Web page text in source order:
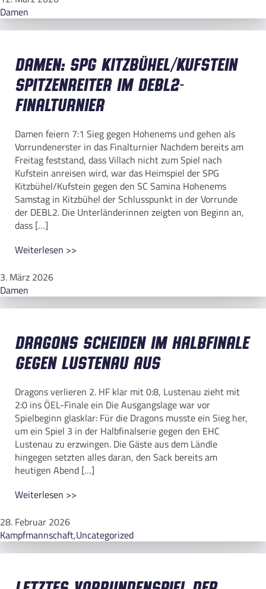
Damen
Damen: SPG Kitzbühel/Kufstein
Spitzenreiter im DEBL2-
Finalturnier
Damen feiern 7:1 Sieg gegen Hohenems und gehen als
Vorrundenerster in das Finalturnier Nachdem bereits am
Freitag feststand, dass Villach nicht zum Spiel nach
Kufstein anreisen wird, war das Heimspiel der SPG
Kitzbühel/Kufstein gegen den SC Samina Hohenems
Samstag in Kitzbühel der Schlusspunkt in der Vorrunde
der DEBL2. Die Unterländerinnen zeigten von Beginn an,
dass […]
Weiterlesen >>
3. März 2026
Damen
Dragons scheiden im Halbfinale
gegen Lustenau aus
Dragons verlieren 2. HF klar mit 0:8, Lustenau zieht mit
2:0 ins ÖEL-Finale ein Die Ausgangslage war vor
Spielbeginn glasklar: Für die Dragons musste ein Sieg her,
um ein Spiel 3 in der Halbfinalserie gegen den EHC
Lustenau zu erzwingen. Die Gäste aus dem Ländle
hingegen setzten alles daran, den Sack bereits am
heutigen Abend […]
Weiterlesen >>
28. Februar 2026
Kampfmannschaft,Uncategorized